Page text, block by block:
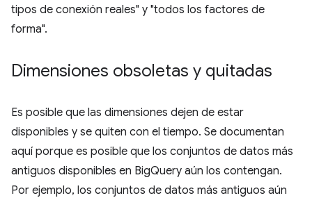
tipos de conexión reales" y "todos los factores de
forma".
Dimensiones obsoletas y quitadas
Es posible que las dimensiones dejen de estar
disponibles y se quiten con el tiempo. Se documentan
aquí porque es posible que los conjuntos de datos más
antiguos disponibles en BigQuery aún los contengan.
Por ejemplo, los conjuntos de datos más antiguos aún